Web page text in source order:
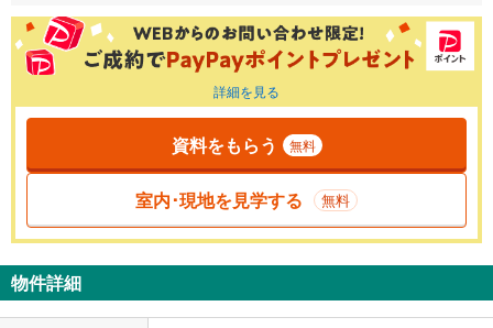
詳細を見る
資料をもらう 無料
室内･現地を見学する 無料
物件詳細